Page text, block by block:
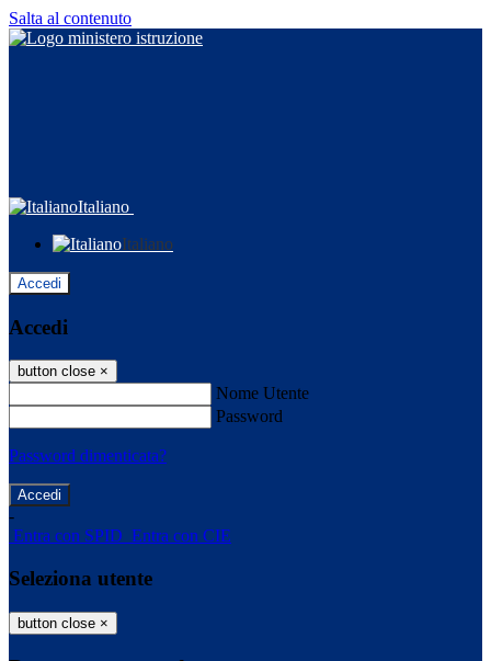
Salta al contenuto
Italiano
Italiano
Accedi
Accedi
button close ×
Nome Utente
Password
Password dimenticata?
-
Entra con SPID Entra con CIE
Seleziona utente
button close ×